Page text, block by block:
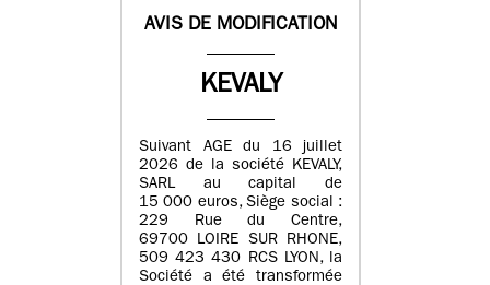
AVIS DE MODIFICATION
KEVALY
Suivant AGE du 16 juillet
2026 de la société KEVALY,
SARL au capital de
15 000 euros, Siège social :
229 Rue du Centre,
69700 LOIRE SUR RHONE,
509 423 430 RCS LYON, la
Société a été transformée